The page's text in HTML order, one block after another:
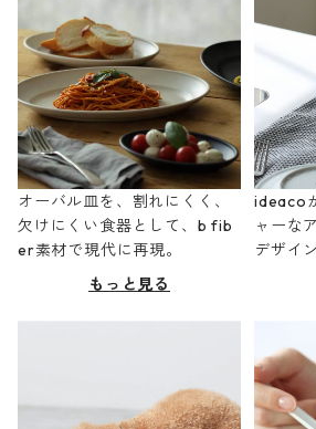
オーバル皿を、割れにくく、
欠けにくい食器として、b fib
er素材で現代に再現。
もっと見る
ideaco
ャーな
デザイ